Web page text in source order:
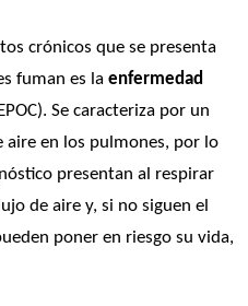
crónicos que se presenta
fuman es la enfermedad
Se caracteriza por un
en los pulmones, por lo
presentan al respirar
de aire y, si no siguen el
poner en riesgo su vida,